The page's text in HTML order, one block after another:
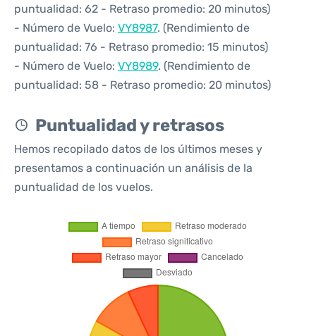
puntualidad: 62 - Retraso promedio: 20 minutos)
- Número de Vuelo: VY8987. (Rendimiento de
puntualidad: 76 - Retraso promedio: 15 minutos)
- Número de Vuelo: VY8989. (Rendimiento de
puntualidad: 58 - Retraso promedio: 20 minutos)
Puntualidad y retrasos
Hemos recopilado datos de los últimos meses y
presentamos a continuación un análisis de la
puntualidad de los vuelos.